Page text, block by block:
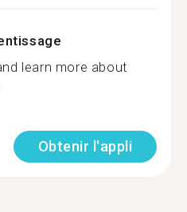
learn more about
Obtenir l'appli